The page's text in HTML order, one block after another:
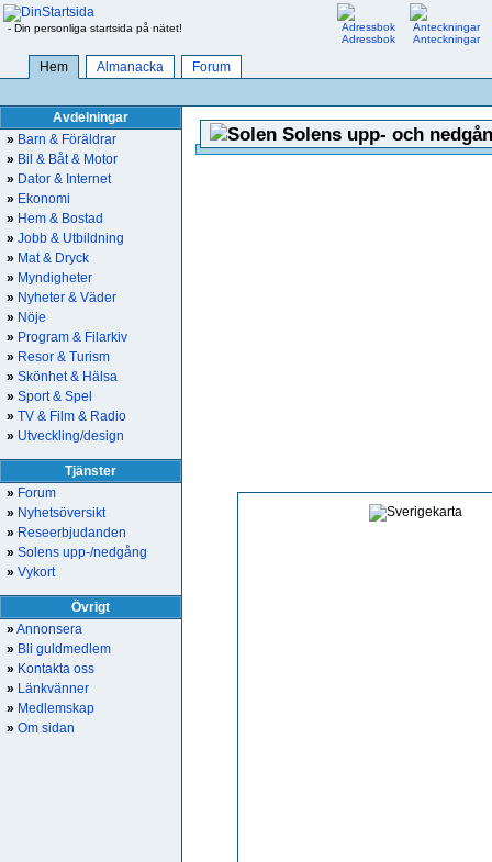
- Din personliga startsida på nätet!
Adressbok
Anteckningar
Hem Almanacka Forum
Avdelningar
» Barn & Föräldrar
» Bil & Båt & Motor
» Dator & Internet
» Ekonomi
» Hem & Bostad
» Jobb & Utbildning
» Mat & Dryck
» Myndigheter
» Nyheter & Väder
» Nöje
» Program & Filarkiv
» Resor & Turism
» Skönhet & Hälsa
» Sport & Spel
» TV & Film & Radio
» Utveckling/design
Tjänster
» Forum
» Nyhetsöversikt
» Reseerbjudanden
» Solens upp-/nedgång
» Vykort
Övrigt
» Annonsera
» Bli guldmedlem
» Kontakta oss
» Länkvänner
» Medlemskap
» Om sidan
Solens upp- och